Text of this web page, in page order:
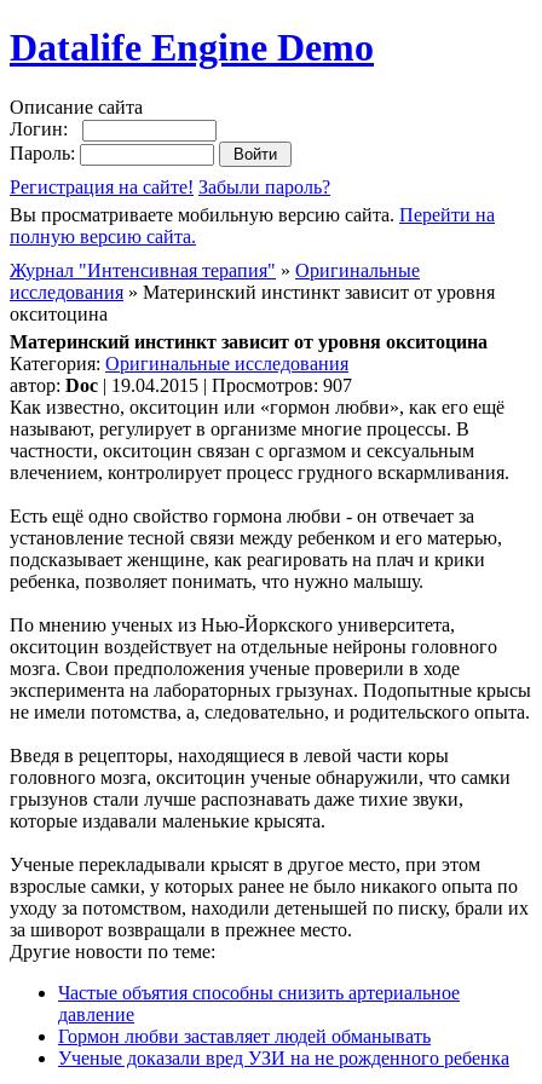
Datalife Engine Demo
Описание сайта
Логин:
Пароль:
Регистрация на сайте! Забыли пароль?
Вы просматриваете мобильную версию сайта. Перейти на
полную версию сайта.
Журнал "Интенсивная терапия" » Оригинальные
исследования » Материнский инстинкт зависит от уровня
окситоцина
Материнский инстинкт зависит от уровня окситоцина
Категория: Оригинальные исследования
автор: Doc | 19.04.2015 | Просмотров: 907
Как известно, окситоцин или «гормон любви», как его ещё
называют, регулирует в организме многие процессы. В
частности, окситоцин связан с оргазмом и сексуальным
влечением, контролирует процесс грудного вскармливания.
Есть ещё одно свойство гормона любви - он отвечает за
установление тесной связи между ребенком и его матерью,
подсказывает женщине, как реагировать на плач и крики
ребенка, позволяет понимать, что нужно малышу.
По мнению ученых из Нью-Йоркского университета,
окситоцин воздействует на отдельные нейроны головного
мозга. Свои предположения ученые проверили в ходе
эксперимента на лабораторных грызунах. Подопытные крысы
не имели потомства, а, следовательно, и родительского опыта.
Введя в рецепторы, находящиеся в левой части коры
головного мозга, окситоцин ученые обнаружили, что самки
грызунов стали лучше распознавать даже тихие звуки,
которые издавали маленькие крысята.
Ученые перекладывали крысят в другое место, при этом
взрослые самки, у которых ранее не было никакого опыта по
уходу за потомством, находили детенышей по писку, брали их
за шиворот возвращали в прежнее место.
Другие новости по теме:
Частые объятия способны снизить артериальное
давление
Гормон любви заставляет людей обманывать
Ученые доказали вред УЗИ на не рожденного ребенка